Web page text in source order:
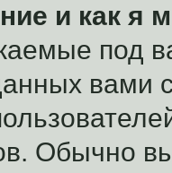
и как я
под
Обычно